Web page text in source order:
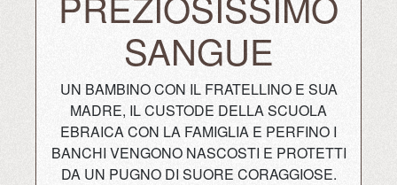
SANGUE
UN BAMBINO CON IL FRATELLINO E SUA
MADRE, IL CUSTODE DELLA SCUOLA
EBRAICA CON LA FAMIGLIA E PERFINO I
BANCHI VENGONO NASCOSTI E PROTETTI
DA UN PUGNO DI SUORE CORAGGIOSE.